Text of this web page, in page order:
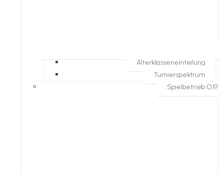
Alterklasseneinteilung
Turnierspektrum
Spielbetrieb O19